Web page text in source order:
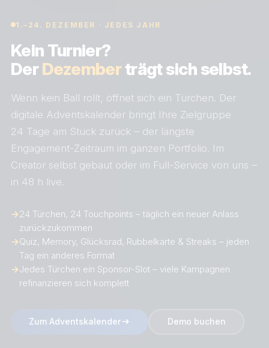
1.–24. DEZEMBER · JEDES JAHR
Kein Turnier?
DerDezemberträgt sich selbst.
Wenn kein Ball rollt, öffnet sich ein Türchen. Der
digitale Adventskalender bringt Ihre Zielgruppe
24 Tage am Stück zurück – der längste
Engagement-Zeitraum im ganzen Portfolio. Im
Creator selbst gebaut oder im Full-Service von uns –
in 48 h live.
→24 Türchen, 24 Touchpoints – täglich ein neuer Anlass
zurückzukommen
→Quiz, Memory, Glücksrad, Rubbelkarte & Streaks – jeden
Tag ein anderes Format
→Jedes Türchen ein Sponsor-Slot – viele Kampagnen
refinanzieren sich komplett
Zum Adventskalender Demo buchen